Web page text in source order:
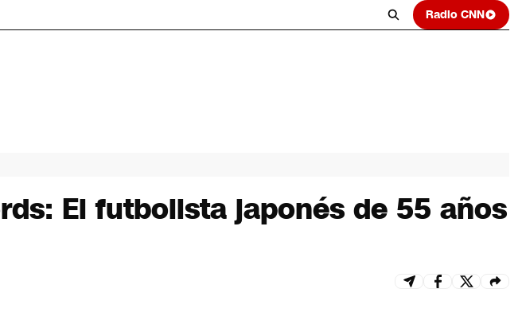
Radio CNN
El futbolista japonés de 55 años